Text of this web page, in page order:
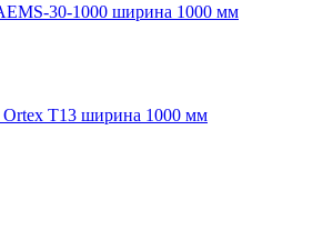
30-1000 ширина 1000 мм
Ortex Т13 ширина 1000 мм